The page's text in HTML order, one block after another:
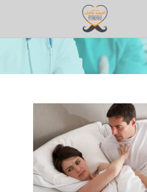
أكثر امراض ذكورة